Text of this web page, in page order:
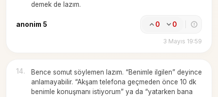
demek de lazım.
anonim 5 0 0
3 Mayıs 19:59
14.
Bence somut söylemen lazım. “Benimle ilgilen” deyince
anlamayabilir. “Akşam telefona geçmeden önce 10 dk
benimle konuşmanı istiyorum” ya da “yatarken bana